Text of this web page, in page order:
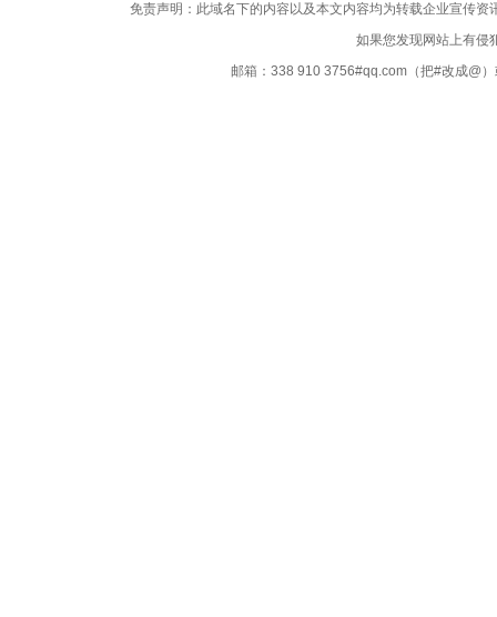
免责声明：此域名下的内容以及本文内容均为转载企业宣传
如果您发现网站上有侵
邮箱：338 910 3756#qq.com（把#改成@